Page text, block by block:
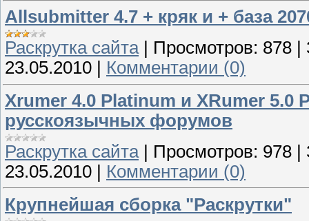
Allsubmitter 4.7 + кряк и + база
Раскрутка сайта| Просмотров: 878
23.05.2010
Комментарии (0)
Xrumer 4.0 Platinum и XRumer 5.0
русскоязычных форумов
Раскрутка сайта| Просмотров: 978
23.05.2010
Комментарии (0)
Крупнейшая сборка "Раскрутки"